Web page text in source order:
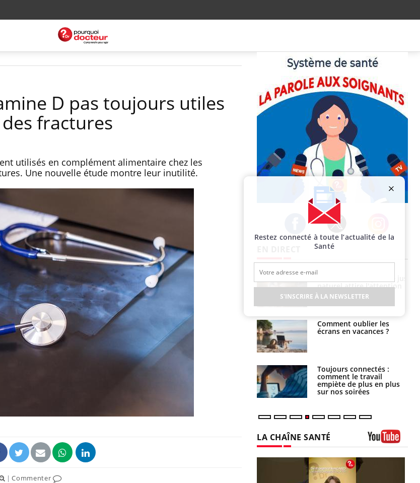
D pas toujours utiles
fractures
utilisés en complément alimentaire chez les
Une nouvelle étude montre leur inutilité.
|Commenter
Facebook Twitter Instagram
Mon enfant est-il trop
sensible ou simplement
très empathique ?
Bébés, jeunes enfants :
quelle trousse à
pharmacie pour les
vacances ?
Comment éviter une otite
pendant les vacances ?
Hantavirus : un cas
détecté chez un touriste
en France
naturel attire l'attention
des chercheurs
Comment oublier les
écrans en vacances ?
Toujours connectés :
comment le travail
empiète de plus en plus
sur nos soirées
LA CHAÎNE SANTÉ
Restez connecté à toute l’actualité de la
Santé
S'INSCRIRE À LA NEWSLETTER